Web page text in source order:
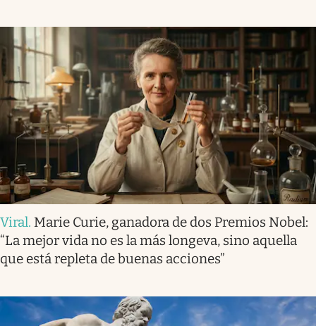
Viral. Marie Curie, ganadora de dos Premios Nobel:
“La mejor vida no es la más longeva, sino aquella
que está repleta de buenas acciones”